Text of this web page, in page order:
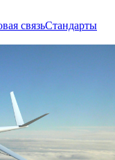
связьСтандарты